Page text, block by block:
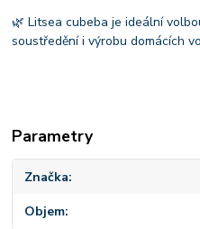
🌿 Litsea cubeba je ideální
soustředění i výrobu domácích
Parametry
Značka
Objem